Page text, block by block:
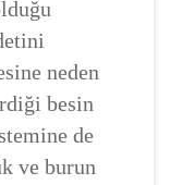
neden
besin
de
ve burun